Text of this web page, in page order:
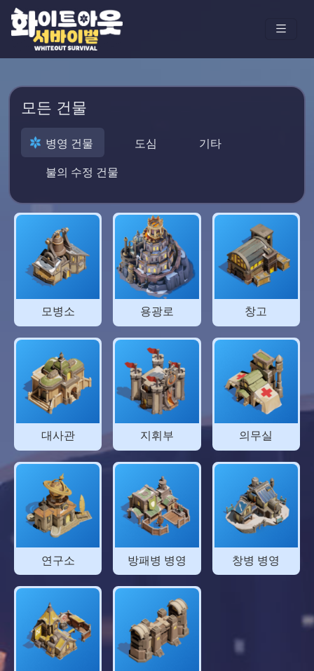
모든 건물
병영 건물 도심
기타
불의 수정 건물
모병소 용광로 창고
대사관 지휘부 의무실
연구소 방패병 병영 창병 병영